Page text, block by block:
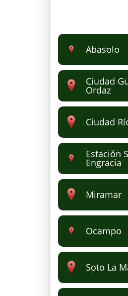
Abasolo
Ciudad
Ordaz
Ciudad
Estación
Engracia
Miramar
Ocampo
Soto La